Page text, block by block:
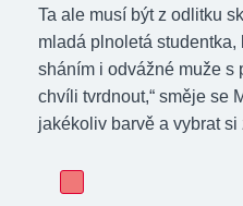
Ta ale musí být z odlitku
mladá plnoletá
sháním i odvážné muže s
chvíli tvrdnout,“ směje se
jakékoliv barvě a vybrat